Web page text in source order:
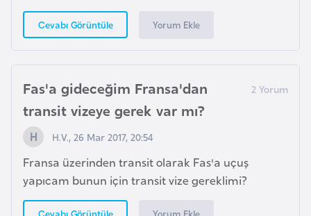
Cevabı Görüntüle Yorum Ekle
Fas'a gideceğim Fransa'dan
transit vizeye gerek var mı?
H.V., 26 Mar 2017, 20:54
Fransa üzerinden transit olarak Fas'a uçuş
yapıcam bunun için transit vize gereklimi?
Cevabı Görüntüle Yorum Ekle
İ
a
n
y
a
İ
s